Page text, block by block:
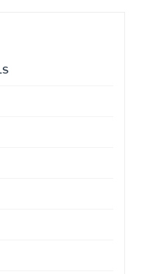
toà nhà (BMS)
thiết bị HVAC